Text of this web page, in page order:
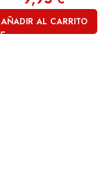
AÑADIR AL CARRITO